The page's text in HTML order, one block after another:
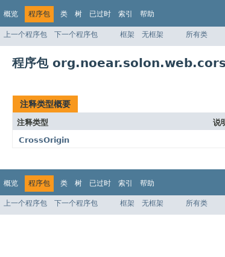
概览 程序包 类 树 已过时 索引 帮助
上一个程序包 下一个程序包 框架 无框架 所有类
程序包
注释类型概要
注释类型
说
CrossOrigin
概览 程序包 类 树 已过时 索引 帮助
上一个程序包 下一个程序包 框架 无框架 所有类